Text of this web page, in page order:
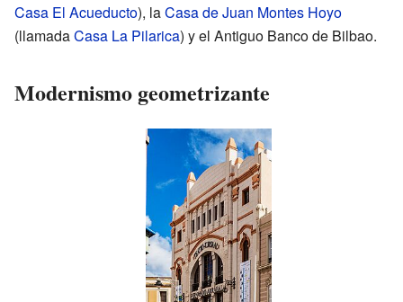
Casa El Acueducto), laCasa de Juan Montes Hoyo
(llamadaCasa La Pilarica) y el Antiguo Banco de Bilbao.
Modernismo geometrizante